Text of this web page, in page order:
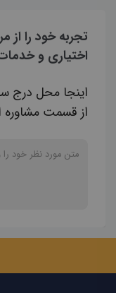
تجربه خود را
اختیاری و
اینجا محل درج
از قسمت مشاوره